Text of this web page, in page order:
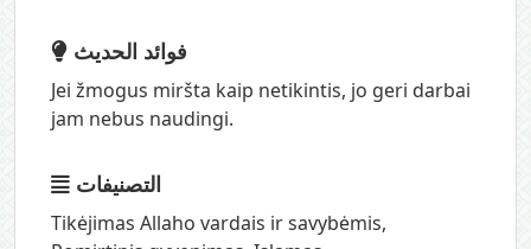
فوائد الحديث
Jei žmogus miršta kaip netikintis, jo geri darbai
jam nebus naudingi.
التصنيفات
Tikėjimas Allaho vardais ir savybėmis,